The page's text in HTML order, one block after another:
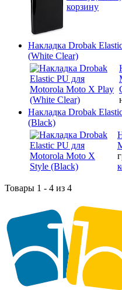
корзину
Накладка Drobak
(White Clear)
Накладка Drobak
(Black)
Товары 1 - 4 из 4